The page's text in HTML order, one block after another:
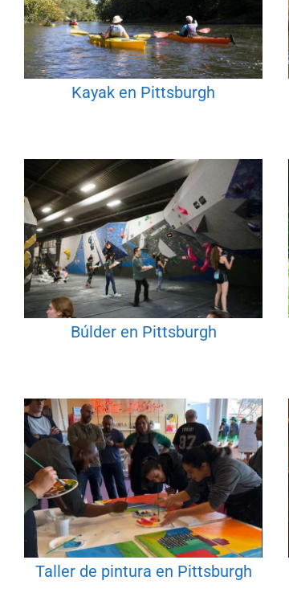
Kayak en Pittsburgh
Búlder en Pittsburgh
Taller de pintura en Pittsburgh